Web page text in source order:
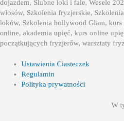
dojazdem, Ślubne loki i fale, Wesele
włosów, Szkolenia fryzjerskie,
loków, Szkolenia hollywood Glam,
online, akademia upięć, kurs online
początkujących fryzjerów, warsztaty
Ustawienia Ciasteczek
Regulamin
Polityka prywatności
W